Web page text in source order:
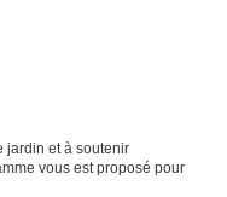
jardin et à soutenir
vous est proposé pour